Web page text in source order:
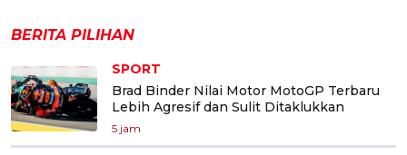
BERITA PILIHAN
SPORT
Brad Binder Nilai Motor MotoGP Terbaru
Lebih Agresif dan Sulit Ditaklukkan
5 jam